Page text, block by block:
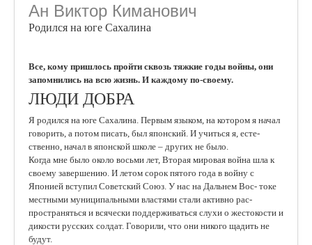
Ан Виктор Киманович
Родился на юге Сахалина
Все, кому пришлось пройти сквозь тяжкие годы войны, они
запомнились на всю жизнь. И каждому по-своему.
ЛЮДИ ДОБРА
Я родился на юге Сахалина. Первым языком, на котором я начал
говорить, а потом писать, был японский. И учиться я, есте-
ственно, начал в японской школе – других не было.
Когда мне было около восьми лет, Вторая мировая война шла к
своему завершению. И летом сорок пятого года в войну с
Японией вступил Советский Союз. У нас на Дальнем Вос- токе
местными муниципальными властями стали активно рас-
пространяться и всячески поддерживаться слухи о жестокости и
дикости русских солдат. Говорили, что они никого щадить не
будут.